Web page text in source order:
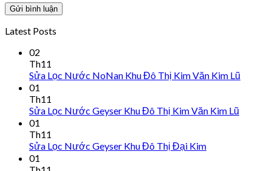
Latest Posts
02
Th11
Sửa Lọc Nước NoNan Khu Đô Thị Kim Văn Kim Lũ
01
Th11
Sửa Lọc Nước Geyser Khu Đô Thị Kim Văn Kim Lũ
01
Th11
Sửa Lọc Nước Geyser Khu Đô Thị Đại Kim
01